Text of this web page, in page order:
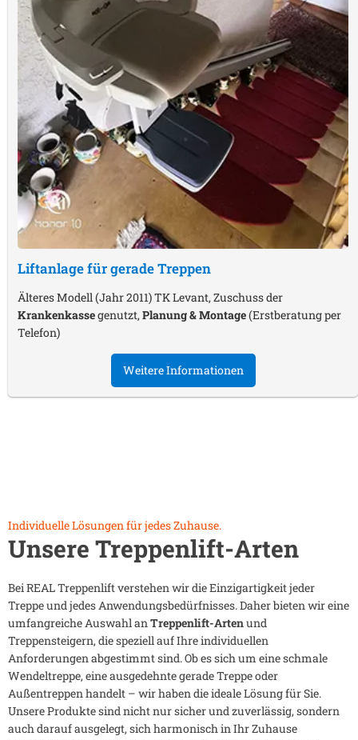
Liftanlage für gerade Treppen
Älteres Modell (Jahr 2011) TK Levant, Zuschuss der
Krankenkassegenutzt,Planung & Montage(Erstberatung per
Telefon)
Weitere Informationen
Individuelle Lösungen für jedes Zuhause.
Unsere Treppenlift-Arten
Bei REAL Treppenlift verstehen wir die Einzigartigkeit jeder
Treppe und jedes Anwendungsbedürfnisses. Daher bieten wir eine
umfangreiche Auswahl anTreppenlift-Artenund
Treppensteigern, die speziell auf Ihre individuellen
Anforderungen abgestimmt sind. Ob es sich um eine schmale
Wendeltreppe, eine ausgedehnte gerade Treppe oder
Außentreppen handelt – wir haben die ideale Lösung für Sie.
Unsere Produkte sind nicht nur sicher und zuverlässig, sondern
auch darauf ausgelegt, sich harmonisch in Ihr Zuhause